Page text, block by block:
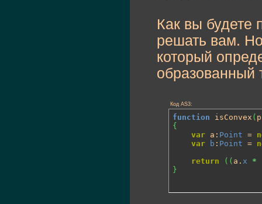
Как вы будете
решать вам.
который
образованный
Код AS3:
function isConvex (
{
var a: Point =
var
b : Point =
return
( ( a. x *
}